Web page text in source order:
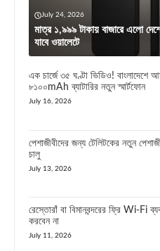
July 24, 2026
মাত্র ১,৯৯৯ টাকায় বাজারে এলো
যাবে ওয়ালেটে
এক চার্জে ৩৫ ঘণ্টা ভিডিও! বাংলাদেশে
৮১০০mAh ব্যাটারির নতুন স্মার্টফোন
July 16, 2026
পেশাজীবীদের জন্য টেলিটকের নতুন
চালু
July 13, 2026
রেস্তোরাঁ বা বিমানবন্দরের ফ্রি Wi-Fi
করবেন না
July 11, 2026